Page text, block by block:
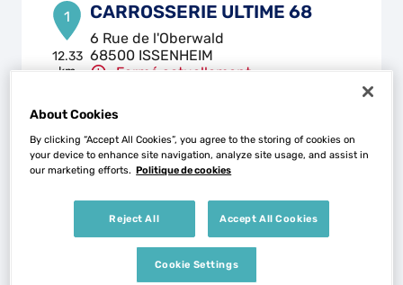
1
12.33
km
CARROSSERIE ULTIME 68
6 Rue de l'Oberwald
68500 ISSENHEIM
Fermé actuellement
Voir plus
SERVICES AUTOS 68
18 Rue de Belfort
68210 DANNEMARIE
Fermé actuellement
About Cookies
By clicking “Accept All Cookies”, you agree to the storing of cookies on
your device to enhance site navigation, analyze site usage, and assist in
our marketing efforts. Politique de cookies
Reject All Accept All Cookies
Cookie Settings